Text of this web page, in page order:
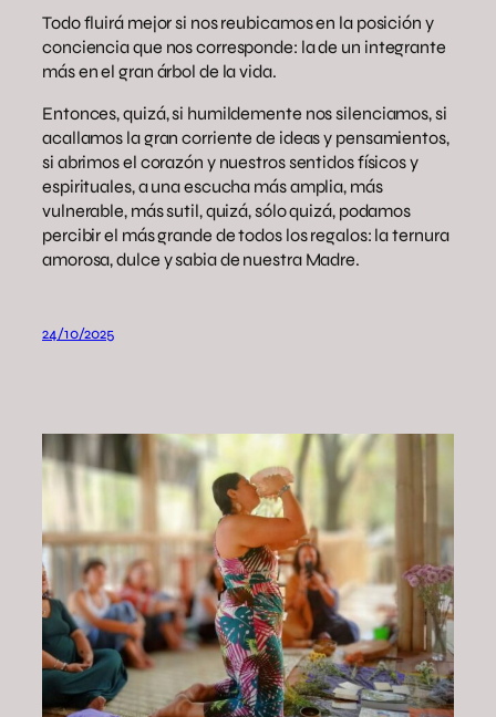
Todo fluirá mejor si nos reubicamos en la posición y
conciencia que nos corresponde: la de un integrante
más en el gran árbol de la vida.
Entonces, quizá, si humildemente nos silenciamos, si
acallamos la gran corriente de ideas y pensamientos,
si abrimos el corazón y nuestros sentidos físicos y
espirituales, a una escucha más amplia, más
vulnerable, más sutil, quizá, sólo quizá, podamos
percibir el más grande de todos los regalos: la ternura
amorosa, dulce y sabia de nuestra Madre.
24/10/2025